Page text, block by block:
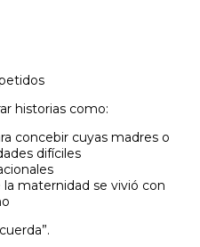
historias como:
concebir cuyas madres o
difíciles
maternidad se vivió con